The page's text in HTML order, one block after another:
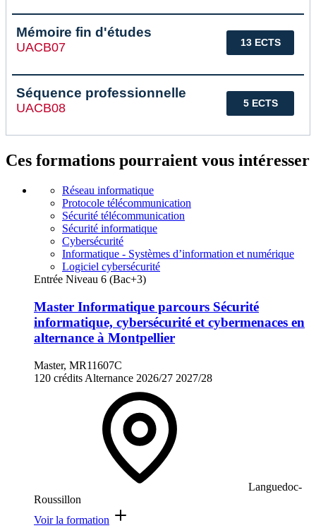
13 ECTS
Mémoire fin d'études
UACB07
5 ECTS
Séquence professionnelle
UACB08
Ces formations pourraient vous intéresser
Réseau informatique
Protocole télécommunication
Sécurité télécommunication
Sécurité informatique
Cybersécurité
Informatique - Systèmes d’information et numérique
Logiciel cybersécurité
Entrée Niveau 6 (Bac+3)
Master Informatique parcours Sécurité
informatique, cybersécurité et cybermenaces en
alternance à Montpellier
Master, MR11607C
120 crédits Alternance 2026/27 2027/28
Languedoc-
Roussillon
Voir la formation